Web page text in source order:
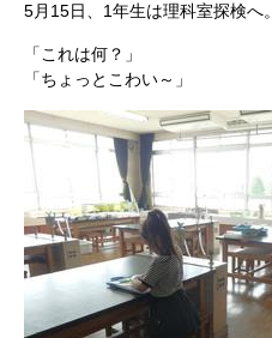
5月15日、1年生は理科室探検へ。
「これは何？」
「ちょっとこわい～」